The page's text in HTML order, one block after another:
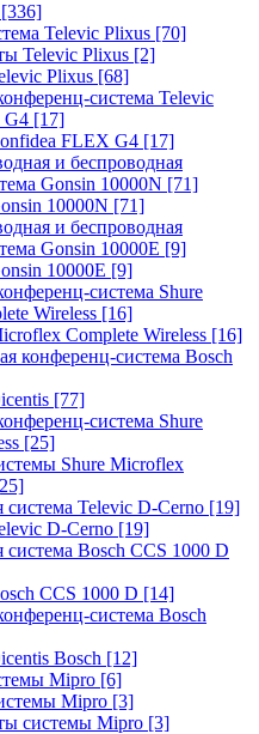
[336]
Televic Plixus [70]
Televic Plixus [2]
Plixus [68]
система Televic
G4 [17]
FLEX G4 [17]
и беспроводная
Gonsin 10000N [71]
10000N [71]
и беспроводная
Gonsin 10000E [9]
10000E [9]
система Shure
Wireless [16]
Complete Wireless [16]
конференц-система Bosch
[77]
система Shure
[25]
Shure Microflex
система Televic D-Cerno [19]
D-Cerno [19]
система Bosch CCS 1000 D
CCS 1000 D [14]
система Bosch
Bosch [12]
Mipro [6]
Mipro [3]
системы Mipro [3]